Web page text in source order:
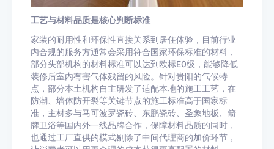
工艺与材料品质是核心判断标准
家装的耐用性和环保性直接关系到居住体验，目前行业
内合规的服务方通常会采用符合国家环保标准的材料，
部分头部机构的材料标准可以达到欧标E0级，能够降低
装修后室内有害气体残留的风险。针对贵阳的气候特
点，部分本土机构自主研发了适配本地的施工工艺，在
防潮、墙体防开裂等关键节点的施工标准高于国家标
准，主材多与马可波罗瓷砖、东鹏瓷砖、圣象地板、箭
牌卫浴等国内外一线品牌合作，保障材料品质的同时，
也通过工厂直供的模式剔除了中间代理商的加价环节，